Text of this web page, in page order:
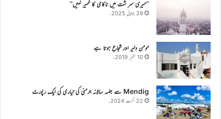
’’میری سر شت میں ناکامی کا خمیر نہیں‘‘
29 جولائی 2025ء
مومن دلیر اور شجاع ہوتا ہے
10 ستمبر 2019ء
Mendig سے جلسہ سالانہ جرمنی کی تیاری کی ایک رپورٹ
22 اگست 2024ء